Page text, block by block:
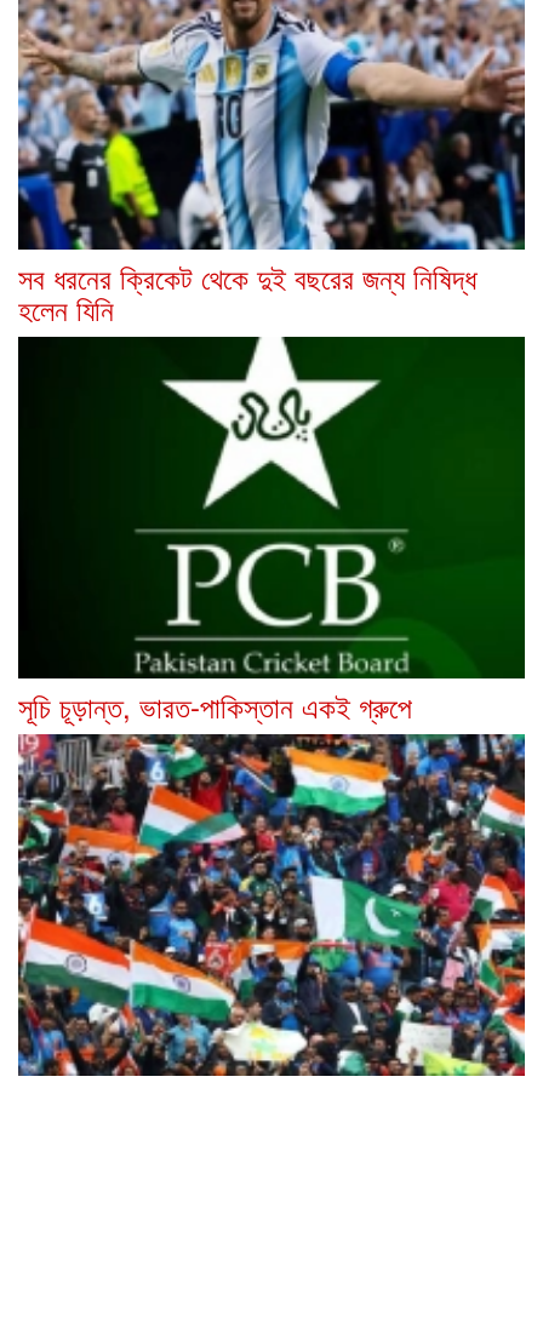
সব ধরনের ক্রিকেট থেকে দুই বছরের জন্য নিষিদ্ধ
হলেন যিনি
সূচি চূড়ান্ত, ভারত-পাকিস্তান একই গ্রুপে